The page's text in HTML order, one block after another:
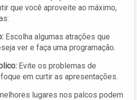
que você aproveite ao máximo,
Escolha algumas atrações que
ver e faça uma programação.
Evite os problemas de
em curtir as apresentações.
lugares nos palcos podem